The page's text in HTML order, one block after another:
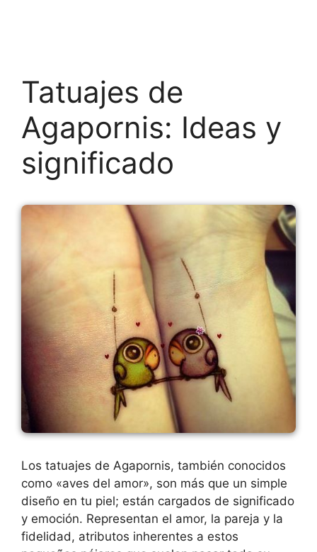
Tatuajes de
Agapornis: Ideas y
significado
Los tatuajes de Agapornis, también conocidos
como «aves del amor», son más que un simple
diseño en tu piel; están cargados de significado
y emoción. Representan el amor, la pareja y la
fidelidad, atributos inherentes a estos